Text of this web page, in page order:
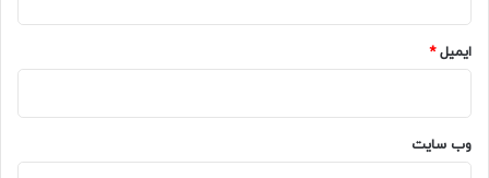
ایمیل*
وب‌ سایت